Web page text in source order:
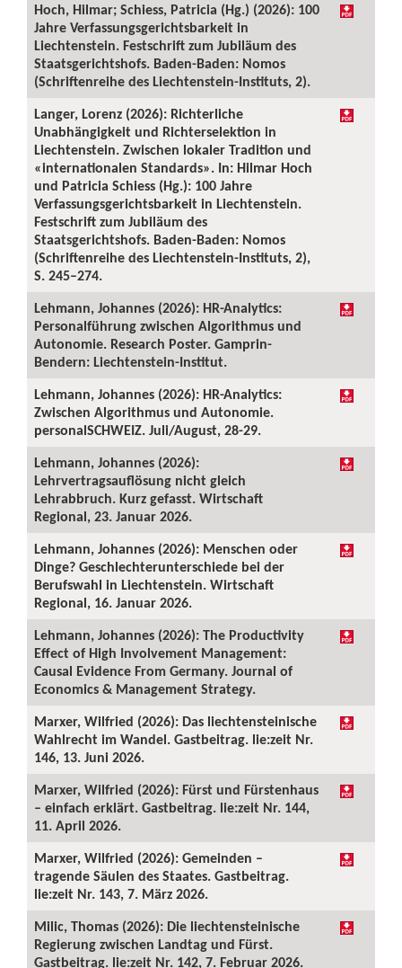
Hoch, Hilmar; Schiess, Patricia (Hg.) (2026): 100
Jahre Verfassungsgerichtsbarkeit in
Liechtenstein. Festschrift zum Jubiläum des
Staatsgerichtshofs. Baden-Baden: Nomos
(Schriftenreihe des Liechtenstein-Instituts, 2).
Langer, Lorenz (2026): Richterliche
Unabhängigkeit und Richterselektion in
Liechtenstein. Zwischen lokaler Tradition und
«internationalen Standards». In: Hilmar Hoch
und Patricia Schiess (Hg.): 100 Jahre
Verfassungsgerichtsbarkeit in Liechtenstein.
Festschrift zum Jubiläum des
Staatsgerichtshofs. Baden-Baden: Nomos
(Schriftenreihe des Liechtenstein-Instituts, 2),
S. 245–274.
Lehmann, Johannes (2026): HR-Analytics:
Personalführung zwischen Algorithmus und
Autonomie. Research Poster. Gamprin-
Bendern: Liechtenstein-Institut.
Lehmann, Johannes (2026): HR-Analytics:
Zwischen Algorithmus und Autonomie.
personalSCHWEIZ. Juli/August, 28-29.
Lehmann, Johannes (2026):
Lehrvertragsauflösung nicht gleich
Lehrabbruch. Kurz gefasst. Wirtschaft
Regional, 23. Januar 2026.
Lehmann, Johannes (2026): Menschen oder
Dinge? Geschlechterunterschiede bei der
Berufswahl in Liechtenstein. Wirtschaft
Regional, 16. Januar 2026.
Lehmann, Johannes (2026): The Productivity
Effect of High Involvement Management:
Causal Evidence From Germany. Journal of
Economics & Management Strategy.
Marxer, Wilfried (2026): Das liechtensteinische
Wahlrecht im Wandel. Gastbeitrag. lie:zeit Nr.
146, 13. Juni 2026.
Marxer, Wilfried (2026): Fürst und Fürstenhaus
– einfach erklärt. Gastbeitrag. lie:zeit Nr. 144,
11. April 2026.
Marxer, Wilfried (2026): Gemeinden –
tragende Säulen des Staates. Gastbeitrag.
lie:zeit Nr. 143, 7. März 2026.
Milic, Thomas (2026): Die liechtensteinische
Regierung zwischen Landtag und Fürst.
Gastbeitrag. lie:zeit Nr. 142, 7. Februar 2026.